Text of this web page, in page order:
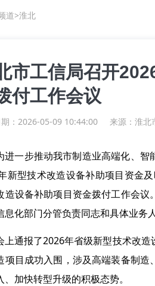
道>淮北
市工信局召开
付工作会议
：2026-05-09 10:44:00 来源： 淮北
进一步推动我市制造业高端化、
新型技术改造设备补助项目资金
造设备补助项目资金拨付工作会
息化部门分管负责同志和具体业务
上通报了2026年省级新型技术改
项目成功入围，涉及高端装备制
、加快转型升级的积极态势。